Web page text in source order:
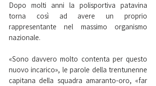
Dopo molti anni la polisportiva patavina
torna così ad avere un proprio
rappresentante nel massimo organismo
nazionale.
«Sono davvero molto contenta per questo
nuovo incarico», le parole della trentunenne
capitana della squadra amaranto-oro, «far